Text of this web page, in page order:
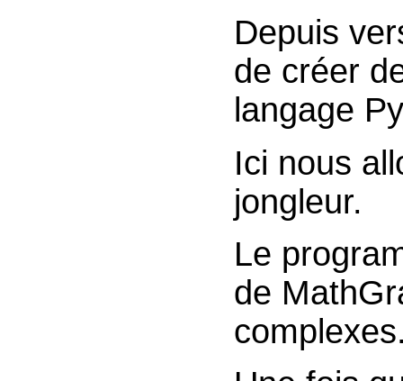
Depuis
de créer
langage
Ici nous
jongleur.
Le
de